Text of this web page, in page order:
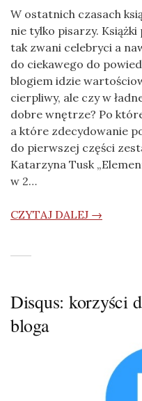
W ostatnich czasach
nie tylko pisarzy.
tak zwani celebryci a
do ciekawego do
blogiem idzie
cierpliwy, ale czy w
dobre wnętrze? Po
a które zdecydowanie
do pierwszej części
Katarzyna Tusk
w 2…
CZYTAJ DALEJ →
Disqus: korzyści
bloga